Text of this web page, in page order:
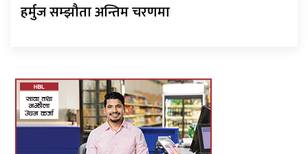
हर्मुज सम्झौता अन्तिम चरणमा